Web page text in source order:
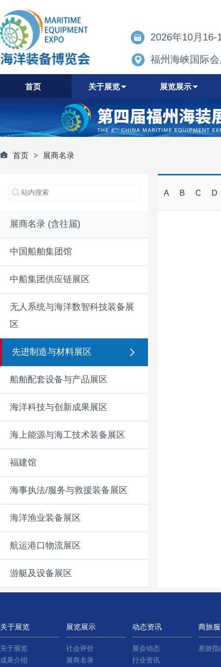
2026年10月16-
福州海峡国际
首页 关于展览 展览展示
首页 > 展商名录
展商名录 (含往届)
中国船舶集团馆
中船集团供应链展区
无人系统与海洋数智科技装备展
区
先进制造与材料展区
船舶配套设备与产品展区
海洋科技与创新成果展区
海上能源与海工技术装备展区
福建馆
海事执法/服务与救援装备展区
海洋渔业装备展区
航运港口物流展区
游艇及设备展区
A B C D
关于展览
关于展览
成果介绍
展览展示
社会评价
展商名录
动态资讯
展会动态
行业资讯
商旅
差旅指